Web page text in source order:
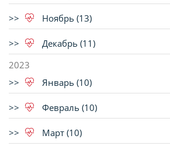
Ноябрь (13)
Декабрь (11)
2023
Январь (10)
Февраль (10)
Март (10)